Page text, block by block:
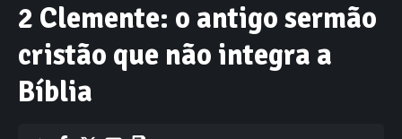
2 Clemente: o antigo sermão
cristão que não integra a
Bíblia